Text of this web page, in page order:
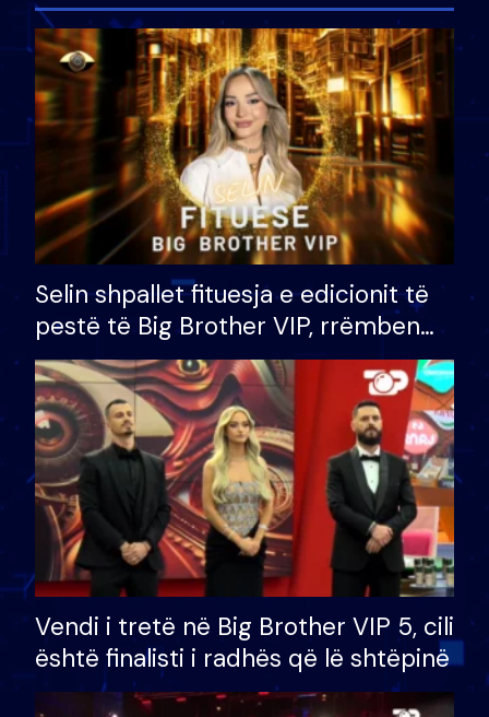
Selin shpallet fituesja e edicionit të
pestë të Big Brother VIP, rrëmben
çmimin e madh prej 100 mijë eurosh
Vendi i tretë në Big Brother VIP 5, cili
është finalisti i radhës që lë shtëpinë